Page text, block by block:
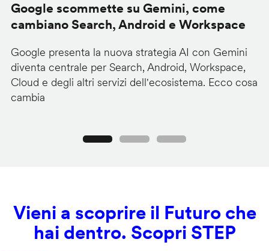
Google scommette su Gemini, come
cambiano Search, Android e Workspace
Google presenta la nuova strategia AI con Gemini
diventa centrale per Search, Android, Workspace,
Cloud e degli altri servizi dell'ecosistema. Ecco cosa
cambia
Vieni a scoprire il Futuro che
hai dentro. Scopri STEP